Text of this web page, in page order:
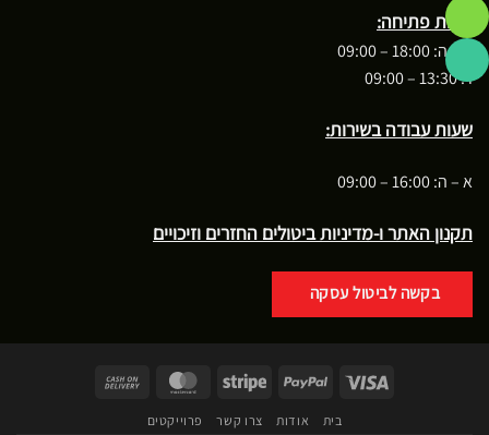
שעות פתיחה:
א – ה: 18:00 – 09:00
ו : 13:30 – 09:00
שעות עבודה בשירות:
א – ה: 16:00 – 09:00
תקנון האתר ו-מדיניות ביטולים החזרים וזיכויים
בקשה לביטול עסקה
Visa
PayPal
Stripe
MasterCard
בית אודות צרו קשר פרוייקטים